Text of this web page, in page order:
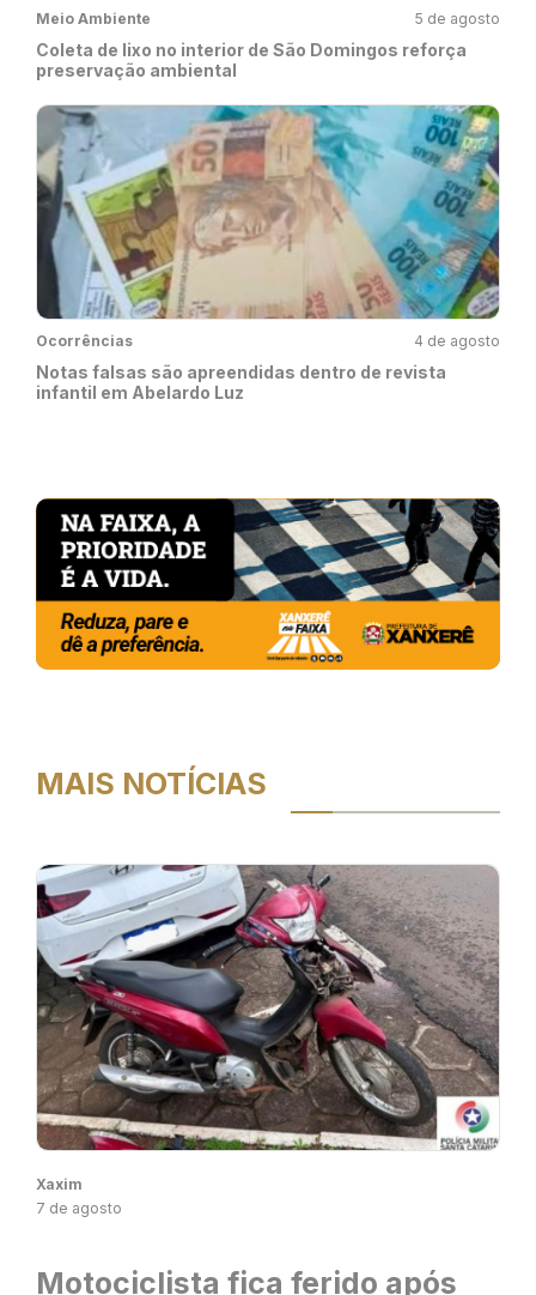
Meio Ambiente 5 de agosto
Coleta de lixo no interior de São Domingos reforça
preservação ambiental
Ocorrências 4 de agosto
Notas falsas são apreendidas dentro de revista
infantil em Abelardo Luz
MAIS NOTÍCIAS
Xaxim
7 de agosto
Motociclista fica ferido após